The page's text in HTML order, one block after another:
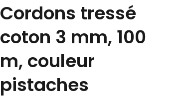
Cordons tressé
coton 3 mm, 100
m, couleur
pistaches